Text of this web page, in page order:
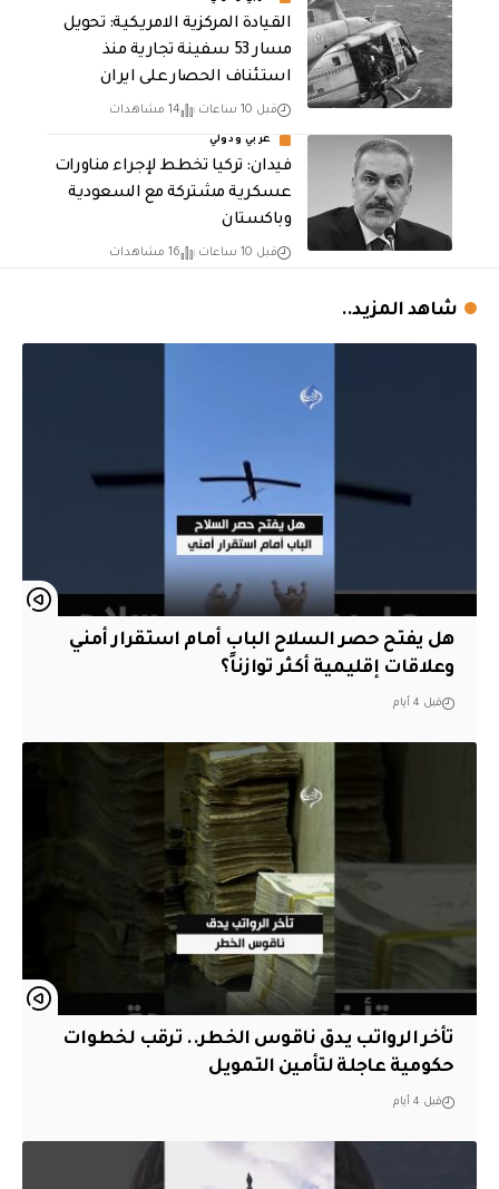
القيادة المركزية الامريكية: تحويل
مسار 53 سفينة تجارية منذ
استئناف الحصار على ايران
قبل 10 ساعات 14 مشاهدات
عربي ودولي
فيدان: تركيا تخطط لإجراء مناورات
عسكرية مشتركة مع السعودية
وباكستان
قبل 10 ساعات 16 مشاهدات
شاهد المزيد..
هل يفتح حصر السلاح الباب أمام استقرار أمني
وعلاقات إقليمية أكثر توازناً؟
قبل 4 أيام
تأخر الرواتب يدق ناقوس الخطر.. ترقب لخطوات
حكومية عاجلة لتأمين التمويل
قبل 4 أيام